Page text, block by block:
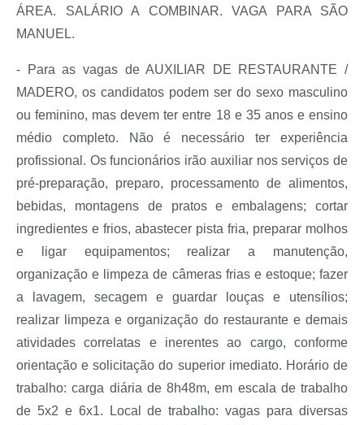
ÁREA. SALÁRIO A COMBINAR. VAGA PARA SÃO
MANUEL.
- Para as vagas de AUXILIAR DE RESTAURANTE /
MADERO, os candidatos podem ser do sexo masculino
ou feminino, mas devem ter entre 18 e 35 anos e ensino
médio completo. Não é necessário ter experiência
profissional. Os funcionários irão auxiliar nos serviços de
pré-preparação, preparo, processamento de alimentos,
bebidas, montagens de pratos e embalagens; cortar
ingredientes e frios, abastecer pista fria, preparar molhos
e ligar equipamentos; realizar a manutenção,
organização e limpeza de câmeras frias e estoque; fazer
a lavagem, secagem e guardar louças e utensílios;
realizar limpeza e organização do restaurante e demais
atividades correlatas e inerentes ao cargo, conforme
orientação e solicitação do superior imediato. Horário de
trabalho: carga diária de 8h48m, em escala de trabalho
de 5x2 e 6x1. Local de trabalho: vagas para diversas